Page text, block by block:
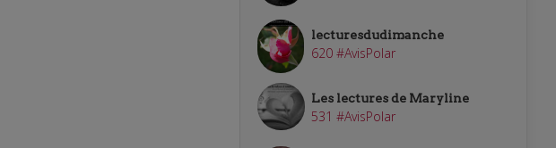
lecturesdudimanche
620 #AvisPolar
Les lectures de Maryline
531 #AvisPolar